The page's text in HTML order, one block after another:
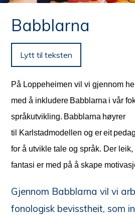
Babblarna
Lytt til teksten
På Loppeheimen vil vi gjennom
med å inkludere Babblarna i vår
språkutvikling. Babblarna høyrer
til
Karlstadmodellen og ereit
for å utvikle tale og språk. Der
fantasi er med på å skape
Gjennom Babblarna vil vi
fonologisk bevisstheit, som